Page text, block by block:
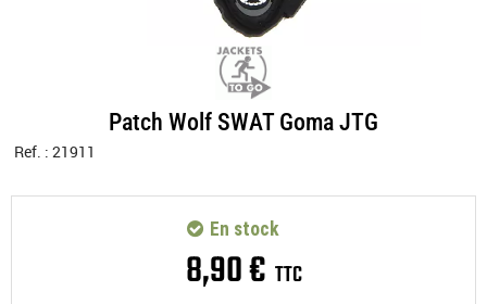
Patch Wolf SWAT Goma JTG
Ref. : 21911
8,90€ TTC
En stock